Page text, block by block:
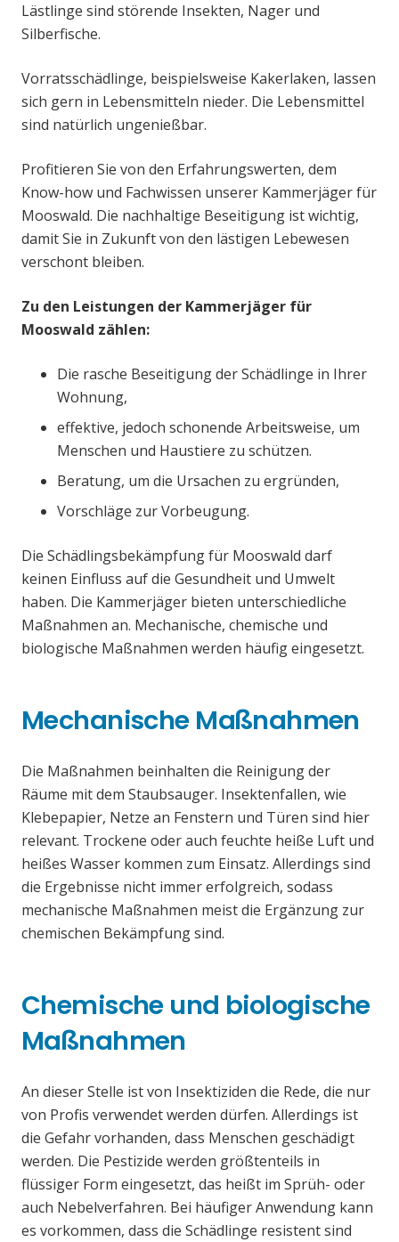
Lästlinge sind störende Insekten, Nager und
Silberfische.
Vorratsschädlinge, beispielsweise Kakerlaken, lassen
sich gern in Lebensmitteln nieder. Die Lebensmittel
sind natürlich ungenießbar.
Profitieren Sie von den Erfahrungswerten, dem
Know-how und Fachwissen unserer Kammerjäger für
Mooswald. Die nachhaltige Beseitigung ist wichtig,
damit Sie in Zukunft von den lästigen Lebewesen
verschont bleiben.
Zu den Leistungen der Kammerjäger für
Mooswald zählen:
Die rasche Beseitigung der Schädlinge in Ihrer
Wohnung,
effektive, jedoch schonende Arbeitsweise, um
Menschen und Haustiere zu schützen.
Beratung, um die Ursachen zu ergründen,
Vorschläge zur Vorbeugung.
Die Schädlingsbekämpfung für Mooswald darf
keinen Einfluss auf die Gesundheit und Umwelt
haben. Die Kammerjäger bieten unterschiedliche
Maßnahmen an. Mechanische, chemische und
biologische Maßnahmen werden häufig eingesetzt.
Mechanische Maßnahmen
Die Maßnahmen beinhalten die Reinigung der
Räume mit dem Staubsauger. Insektenfallen, wie
Klebepapier, Netze an Fenstern und Türen sind hier
relevant. Trockene oder auch feuchte heiße Luft und
heißes Wasser kommen zum Einsatz. Allerdings sind
die Ergebnisse nicht immer erfolgreich, sodass
mechanische Maßnahmen meist die Ergänzung zur
chemischen Bekämpfung sind.
Chemische und biologische
Maßnahmen
An dieser Stelle ist von Insektiziden die Rede, die nur
von Profis verwendet werden dürfen. Allerdings ist
die Gefahr vorhanden, dass Menschen geschädigt
werden. Die Pestizide werden größtenteils in
flüssiger Form eingesetzt, das heißt im Sprüh- oder
auch Nebelverfahren. Bei häufiger Anwendung kann
es vorkommen, dass die Schädlinge resistent sind